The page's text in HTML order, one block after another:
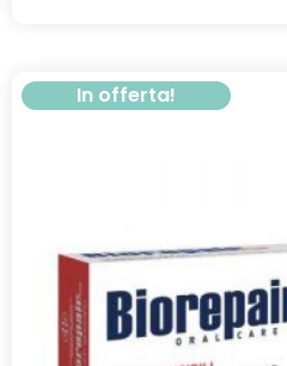
In offerta!